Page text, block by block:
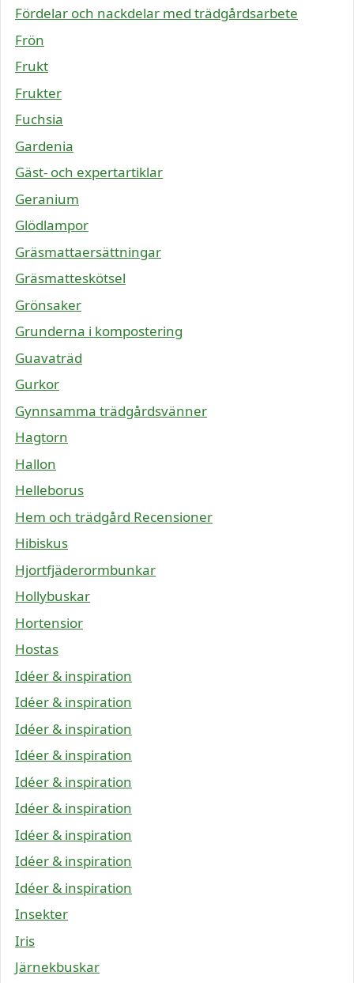
Fördelar och nackdelar med trädgårdsarbete
Frön
Frukt
Frukter
Fuchsia
Gardenia
Gäst- och expertartiklar
Geranium
Glödlampor
Gräsmattaersättningar
Gräsmatteskötsel
Grönsaker
Grunderna i kompostering
Guavaträd
Gurkor
Gynnsamma trädgårdsvänner
Hagtorn
Hallon
Helleborus
Hem och trädgård Recensioner
Hibiskus
Hjortfjäderormbunkar
Hollybuskar
Hortensior
Hostas
Idéer & inspiration
Idéer & inspiration
Idéer & inspiration
Idéer & inspiration
Idéer & inspiration
Idéer & inspiration
Idéer & inspiration
Idéer & inspiration
Idéer & inspiration
Insekter
Iris
Järnekbuskar